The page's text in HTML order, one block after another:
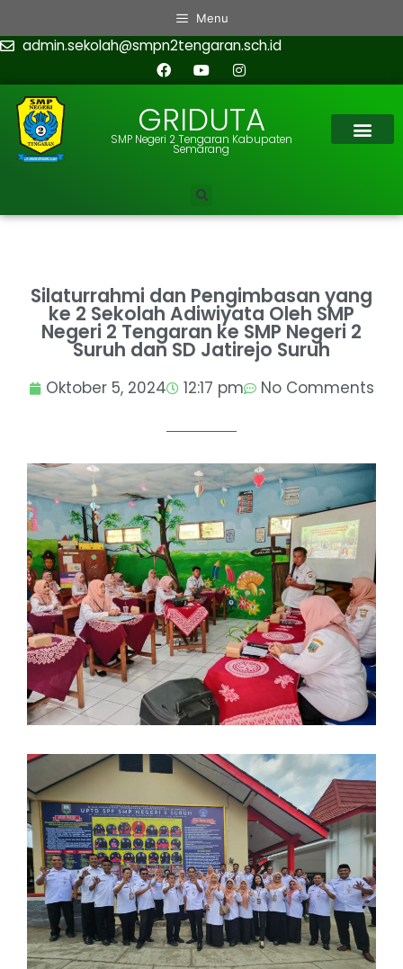
Menu
admin.sekolah@smpn2tengaran.sch.id
GRIDUTA
SMP Negeri 2 Tengaran Kabupaten
Semarang
Silaturrahmi dan Pengimbasan yang
ke 2 Sekolah Adiwiyata Oleh SMP
Negeri 2 Tengaran ke SMP Negeri 2
Suruh dan SD Jatirejo Suruh
Oktober 5, 2024 12:17 pm No Comments